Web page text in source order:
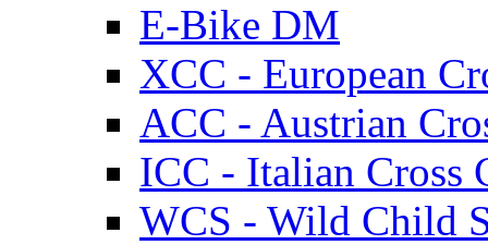
E-Bike DM
XCC - European
ACC - Austrian
ICC - Italian Cross
WCS - Wild Child